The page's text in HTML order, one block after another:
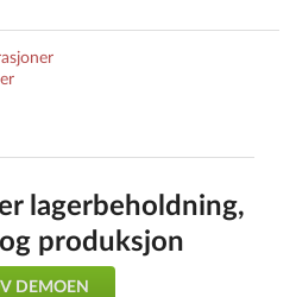
lagerbeholdning,
produksjon
DEMOEN